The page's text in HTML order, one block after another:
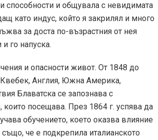
способности и общувала с невидимата
като индус, който я закрилял и много
за доста по-възрастния от нея
го напуска.
и опасности живот. От 1848 до
Квебек, Англия, Южна Америка,
Блаватска се запознава с
които посещава. През 1864 г. успява да
обучението, което оказва влияние
че е подкрепила италианското